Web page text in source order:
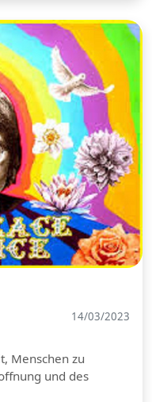
14/03/2023
Menschen zu
und des